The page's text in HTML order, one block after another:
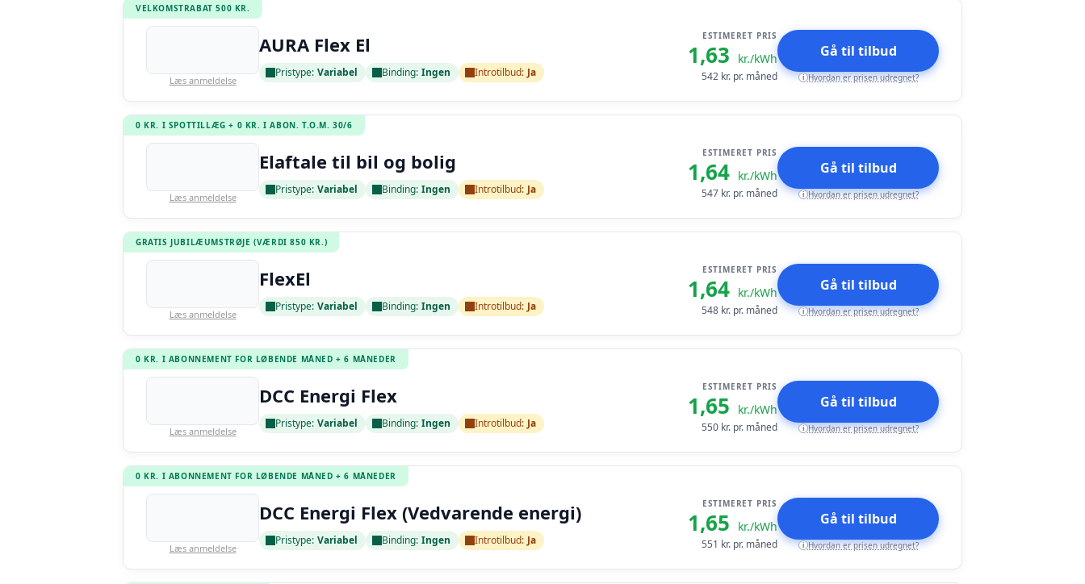
VELKOMSTRABAT 500 KR.
Læs anmeldelse
AURA Flex El
Pristype: Variabel Binding: Ingen Introtilbud: Ja
ESTIMERET PRIS
1,63 kr./kWh
542 kr. pr. måned
Gå til tilbud
i Hvordan er prisen udregnet?
0 KR. I SPOTTILLÆG + 0 KR. I ABON. T.O.M. 30/6
Læs anmeldelse
Elaftale til bil og bolig
Pristype: Variabel Binding: Ingen Introtilbud: Ja
ESTIMERET PRIS
1,64 kr./kWh
547 kr. pr. måned
Gå til tilbud
i Hvordan er prisen udregnet?
GRATIS JUBILÆUMSTRØJE (VÆRDI 850 KR.)
Læs anmeldelse
FlexEl
Pristype: Variabel Binding: Ingen Introtilbud: Ja
ESTIMERET PRIS
1,64 kr./kWh
548 kr. pr. måned
Gå til tilbud
i Hvordan er prisen udregnet?
0 KR. I ABONNEMENT FOR LØBENDE MÅNED + 6 MÅNEDER
Læs anmeldelse
DCC Energi Flex
Pristype: Variabel Binding: Ingen Introtilbud: Ja
ESTIMERET PRIS
1,65 kr./kWh
550 kr. pr. måned
Gå til tilbud
i Hvordan er prisen udregnet?
0 KR. I ABONNEMENT FOR LØBENDE MÅNED + 6 MÅNEDER
Læs anmeldelse
DCC Energi Flex (Vedvarende energi)
Pristype: Variabel Binding: Ingen Introtilbud: Ja
ESTIMERET PRIS
1,65 kr./kWh
551 kr. pr. måned
Gå til tilbud
i Hvordan er prisen udregnet?